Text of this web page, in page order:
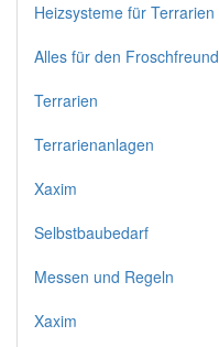
Heizsysteme für Terrarien
Alles für den Froschfreund
Terrarien
Terrarienanlagen
Xaxim
Selbstbaubedarf
Messen und Regeln
Xaxim